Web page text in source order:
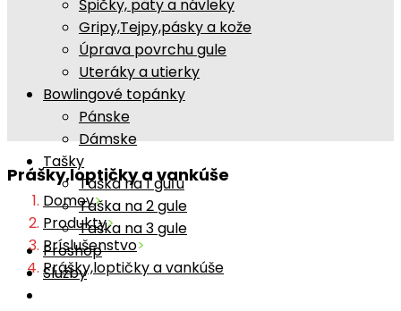
Špičky, päty a návleky
Gripy,Tejpy,pásky a kože
Úprava povrchu gule
Uteráky a utierky
Bowlingové topánky
Pánske
Dámske
Tašky
Taška na 1 guľu
Taška na 2 gule
Taška na 3 gule
Proshop
Služby
Prášky,loptičky a vankúše
Domov>
Produkty>
Príslušenstvo>
Prášky,loptičky a vankúše